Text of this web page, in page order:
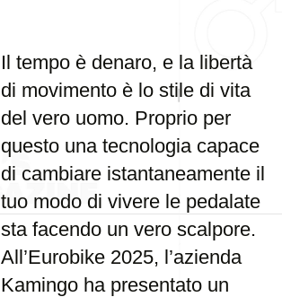
Il tempo è denaro, e la libertà
di movimento è lo stile di vita
del vero uomo. Proprio per
questo una tecnologia capace
di cambiare istantaneamente il
tuo modo di vivere le pedalate
sta facendo un vero scalpore.
All’Eurobike 2025, l’azienda
Kamingo ha presentato un